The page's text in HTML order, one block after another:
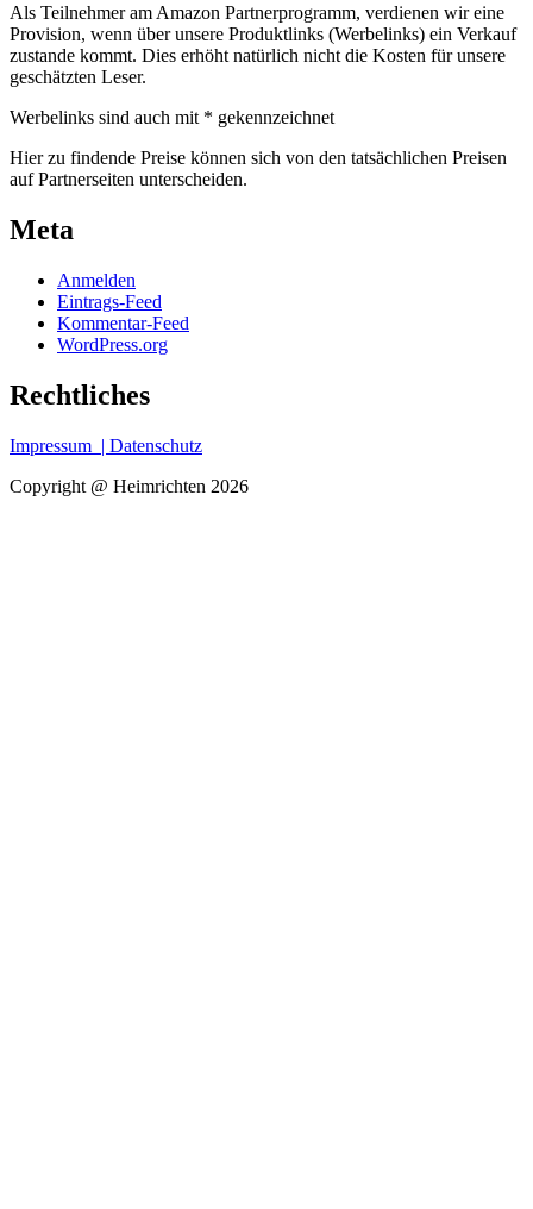
Als Teilnehmer am Amazon Partnerprogramm, verdienen wir eine
Provision, wenn über unsere Produktlinks (Werbelinks) ein Verkauf
zustande kommt. Dies erhöht natürlich nicht die Kosten für unsere
geschätzten Leser.
Werbelinks sind auch mit * gekennzeichnet
Hier zu findende Preise können sich von den tatsächlichen Preisen
auf Partnerseiten unterscheiden.
Meta
Anmelden
Eintrags-Feed
Kommentar-Feed
WordPress.org
Rechtliches
Impressum | Datenschutz
Copyright @ Heimrichten 2026